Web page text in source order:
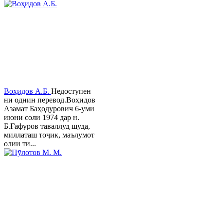
Воҳидов А.Б. Недоступен
ни однин перевод.Воҳидов
Азамат Баҳодурович 6-уми
июни соли 1974 дар н.
Б.Ғафуров таваллуд шуда,
миллаташ тоҷик, маълумот
олии ти...